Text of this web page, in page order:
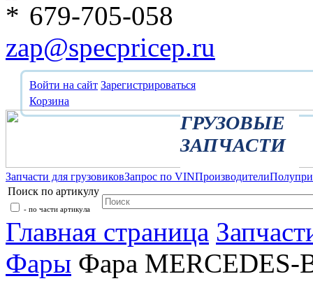
679-705-058
zap@specpricep.ru
Войти на сайт Зарегистрироваться
Корзина
ГРУЗОВЫЕ
ЗАПЧАСТИ
Запчасти для грузовиковЗапрос по VINПроизводители
Поиск по артикулу
- по части артикула
Главная страница
Фары Фара MERCEDES-